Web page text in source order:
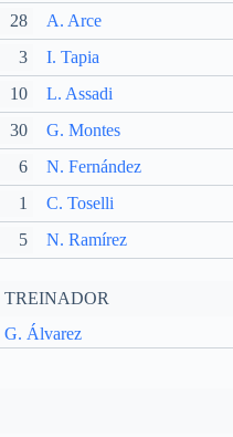
28
A. Arce
3
I. Tapia
10
L. Assadi
30
G. Montes
6
N. Fernández
1
C. Toselli
5
N. Ramírez
TREINADOR
G. Álvarez